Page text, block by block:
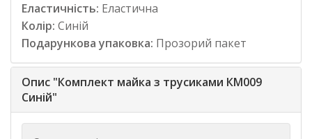
Еластичність: Еластична
Колір: Синій
Подарункова упаковка: Прозорий пакет
Опис "Комплект майка з трусиками КМ009
Синій"